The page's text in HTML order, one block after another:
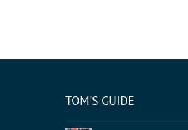
TOM'S GUIDE